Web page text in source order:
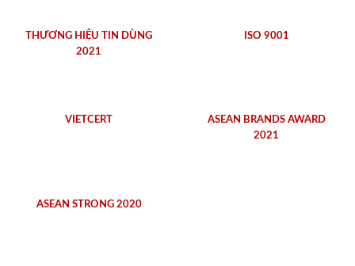
THƯƠNG HIỆU TIN DÙNG
2021
ISO 9001
VIETCERT
ASEAN BRANDS AWARD
2021
ASEAN STRONG 2020